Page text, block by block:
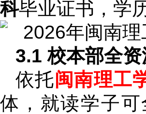
科毕业证书，学
3.1 校本部全
依托闽南理工
体，就读学子